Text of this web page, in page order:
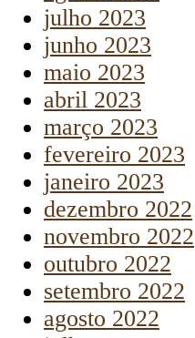
julho 2023
junho 2023
maio 2023
abril 2023
março 2023
fevereiro 2023
janeiro 2023
dezembro 2022
novembro 2022
outubro 2022
setembro 2022
agosto 2022